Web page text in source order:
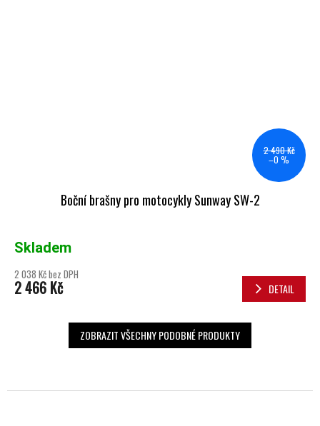
2 490 Kč
–0 %
Boční brašny pro motocykly Sunway SW-2
Skladem
2 038 Kč bez DPH
2 466 Kč DETAIL
ZOBRAZIT VŠECHNY PODOBNÉ PRODUKTY